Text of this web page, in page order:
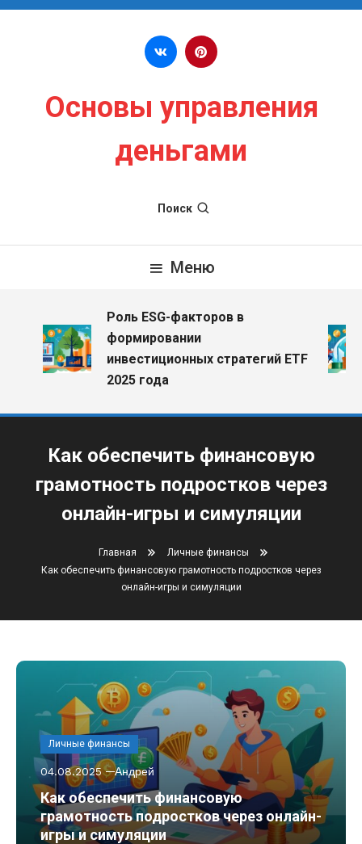
Перейти к содержимому
Основы управления
деньгами
Поиск
Меню
Роль ESG-факторов в
формировании
инвестиционных стратегий ETF
2025 года
Как обеспечить финансовую
грамотность подростков через
онлайн-игры и симуляции
Главная
Личные финансы
Как обеспечить финансовую грамотность подростков через
онлайн-игры и симуляции
Личные финансы
04.08.2025 Андрей
Как обеспечить финансовую
грамотность подростков через онлайн-
игры и симуляции